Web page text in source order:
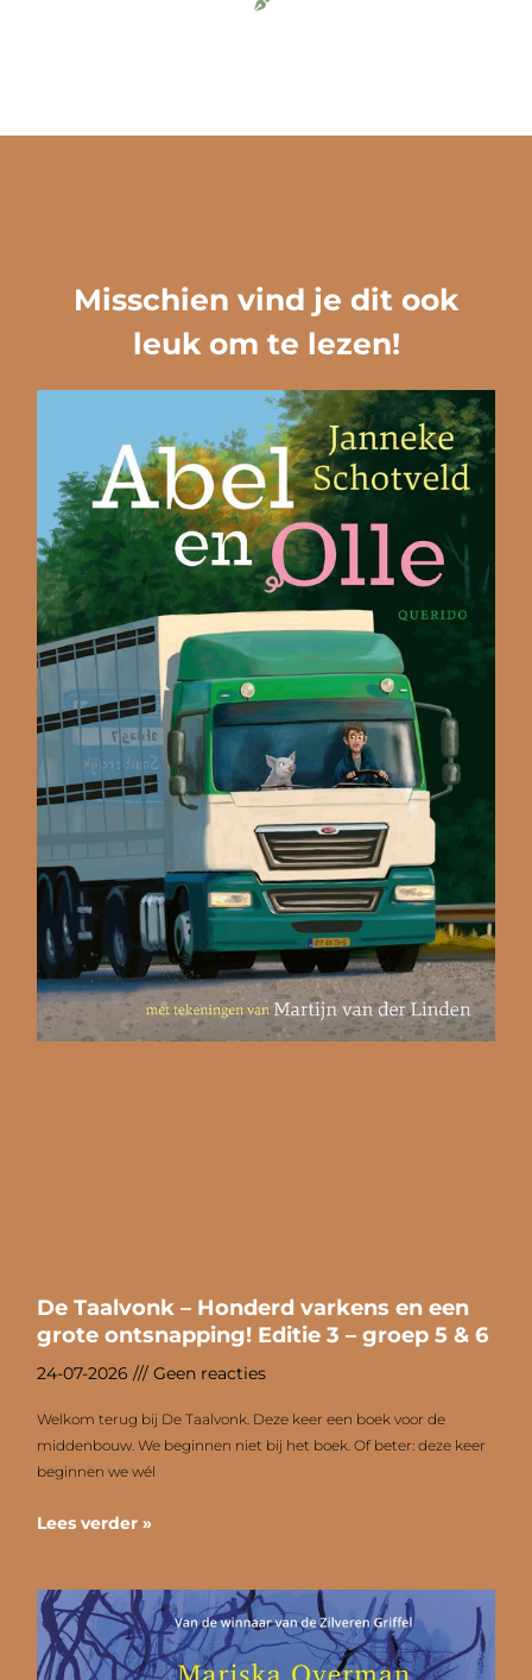
Misschien vind je dit ook
leuk om te lezen!
De Taalvonk – Honderd varkens en een
grote ontsnapping! Editie 3 – groep 5 & 6
24-07-2026 Geen reacties
Welkom terug bij De Taalvonk. Deze keer een boek voor de
middenbouw. We beginnen niet bij het boek. Of beter: deze keer
beginnen we wél
Lees verder »